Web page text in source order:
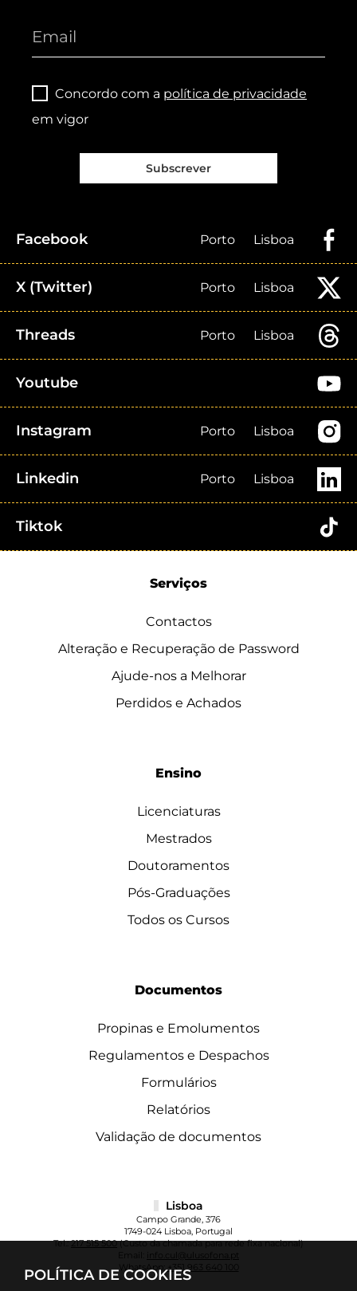
POLÍTICA DE COOKIES
Concordo com a política de privacidade
em vigor
Subscrever
Facebook Porto Lisboa
X (Twitter) Porto Lisboa
Threads Porto Lisboa
Youtube
Instagram Porto Lisboa
Linkedin Porto Lisboa
Tiktok
Serviços
Contactos
Alteração e Recuperação de Password
Ajude-nos a Melhorar
Perdidos e Achados
Ensino
Licenciaturas
Mestrados
Doutoramentos
Pós-Graduações
Todos os Cursos
Documentos
Propinas e Emolumentos
Regulamentos e Despachos
Formulários
Relatórios
Validação de documentos
Lisboa
Campo Grande, 376
1749-024 Lisboa, Portugal
Tel.:217 515 500(Custo da chamada para rede fixa nacional)
info.cul@ulusofona.pt
WhatsApp:+351 963 640 100